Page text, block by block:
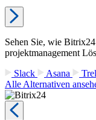
Sehen Sie, wie
projektmanagement
Slack
Asana
Alle Alternativen